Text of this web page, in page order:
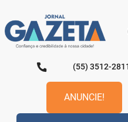
para
o
conteúdo
(55) 3512-
ANUNCIE!